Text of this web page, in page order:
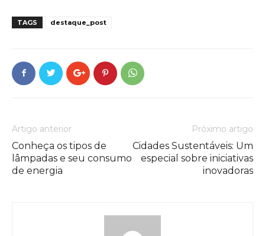
TAGS destaque_post
Artigo anterior
Conheça os tipos de
lâmpadas e seu consumo
de energia
Próximo artigo
Cidades Sustentáveis: Um
especial sobre iniciativas
inovadoras